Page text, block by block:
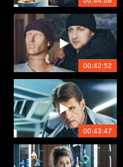
00:42:52
00:43:47